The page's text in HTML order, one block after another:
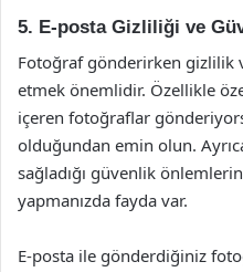
5. E-posta Gizliliği ve
Fotoğraf gönderirken gizlilik
etmek önemlidir. Özellikle
içeren fotoğraflar
olduğundan emin olun.
sağladığı güvenlik
yapmanızda fayda var.
E-posta ile gönderdiğiniz